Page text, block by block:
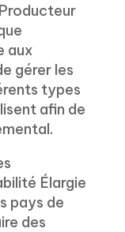
aux
gérer les
types
afin de
Élargie
pays de
des